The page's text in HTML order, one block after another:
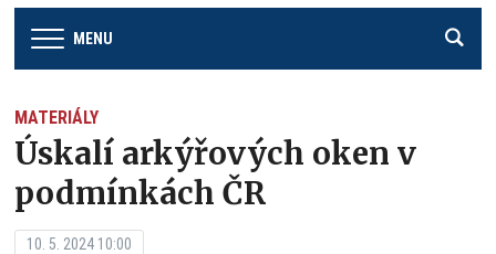
MENU
MATERIÁLY
Úskalí arkýřových oken v
podmínkách ČR
10. 5. 2024 10:00